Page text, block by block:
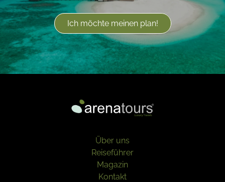
Ich möchte meinen plan!
Über uns
Reiseführer
Magazin
Kontakt